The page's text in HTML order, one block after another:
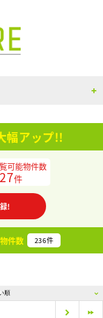
幅アップ!!
可能物件数
27件
!
件数 236件